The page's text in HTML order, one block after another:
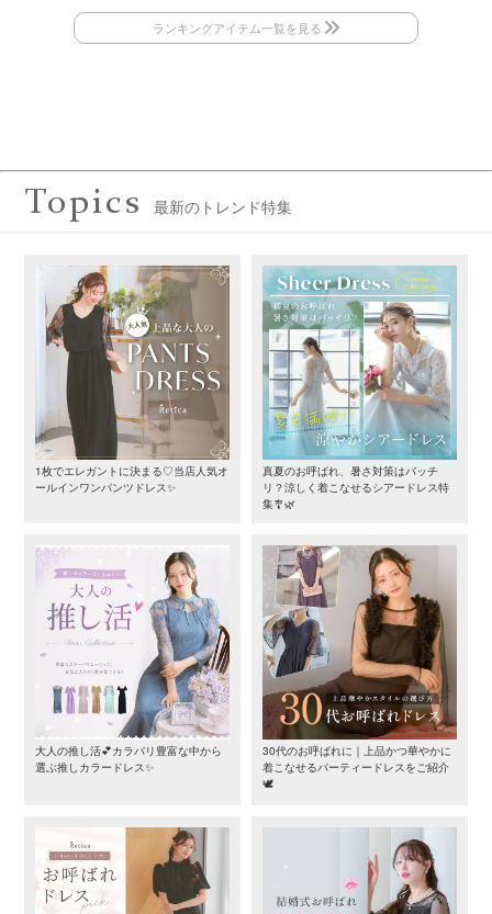
Topics 最新のトレンド特集
1枚でエレガントに決まる♡当店人気オ
ールインワンパンツドレス✨
真夏のお呼ばれ、暑さ対策はバッチ
リ？涼しく着こなせるシアードレス特
集🎐🌿
大人の推し活💕カラバリ豊富な中から
選ぶ推しカラードレス✨
30代のお呼ばれに｜上品かつ華やかに
着こなせるパーティードレスをご紹介
🕊️